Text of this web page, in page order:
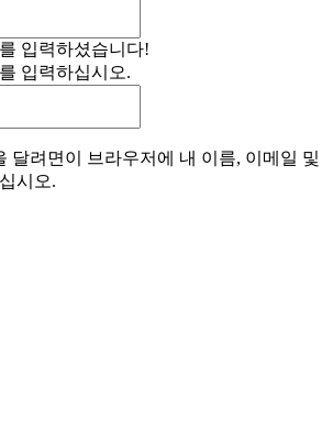
일
입력하셨습니다!
입력하십시오.
트
달려면이 브라우저에 내 이름, 이메일 및
시오.